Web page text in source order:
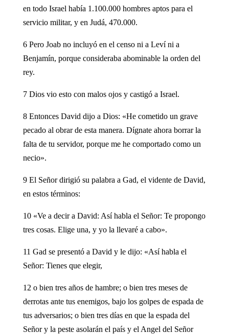
en todo Israel había 1.100.000 hombres aptos para el
servicio militar, y en Judá, 470.000.
6 Pero Joab no incluyó en el censo ni a Leví ni a
Benjamín, porque consideraba abominable la orden del
rey.
7 Dios vio esto con malos ojos y castigó a Israel.
8 Entonces David dijo a Dios: «He cometido un grave
pecado al obrar de esta manera. Dígnate ahora borrar la
falta de tu servidor, porque me he comportado como un
necio».
9 El Señor dirigió su palabra a Gad, el vidente de David,
en estos términos:
10 «Ve a decir a David: Así habla el Señor: Te propongo
tres cosas. Elige una, y yo la llevaré a cabo».
11 Gad se presentó a David y le dijo: «Así habla el
Señor: Tienes que elegir,
12 o bien tres años de hambre; o bien tres meses de
derrotas ante tus enemigos, bajo los golpes de espada de
tus adversarios; o bien tres días en que la espada del
Señor y la peste asolarán el país y el Angel del Señor